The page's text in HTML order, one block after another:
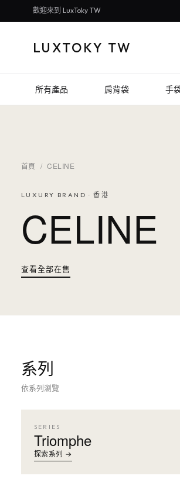
歡迎來到 LuxToky TW
LUXTOKY TW
所有產品 肩背袋 手
首頁 / CELINE
LUXURY BRAND · 香港
CELINE
查看全部在售
系列
依系列瀏覽
SERIES
Triomphe
探索系列 →